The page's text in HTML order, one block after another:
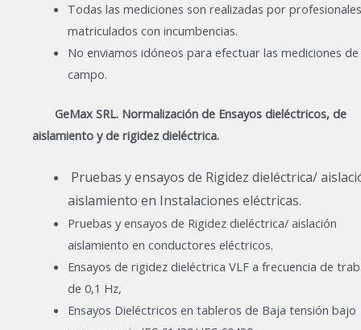
Todas las mediciones son realizadas por profesionales
matriculados con incumbencias.
No enviamos idóneos para efectuar las mediciones de
campo.
GeMax SRL. Normalización de Ensayos dieléctricos, de
aislamiento y de rigidez dieléctrica.
Pruebas y ensayos de Rigidez dieléctrica/
aislamiento en Instalaciones eléctricas.
Pruebas y ensayos de Rigidez dieléctrica/ aislación
aislamiento en conductores eléctricos.
Ensayos de rigidez dieléctrica VLF a frecuencia de
de 0,1 Hz,
Ensayos Dieléctricos en tableros de Baja tensión bajo